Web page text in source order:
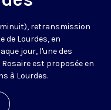
retransmission
de Lourdes, en
jour, l'une des
est proposée en
à Lourdes.